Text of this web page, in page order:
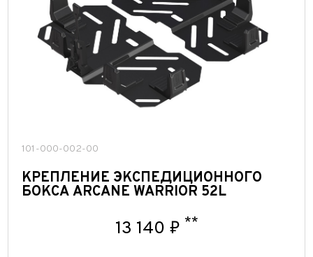
101-000-002-00
КРЕПЛЕНИЕ ЭКСПЕДИЦИОННОГО
БОКСА ARCANE WARRIOR 52L
13 140 ₽ **